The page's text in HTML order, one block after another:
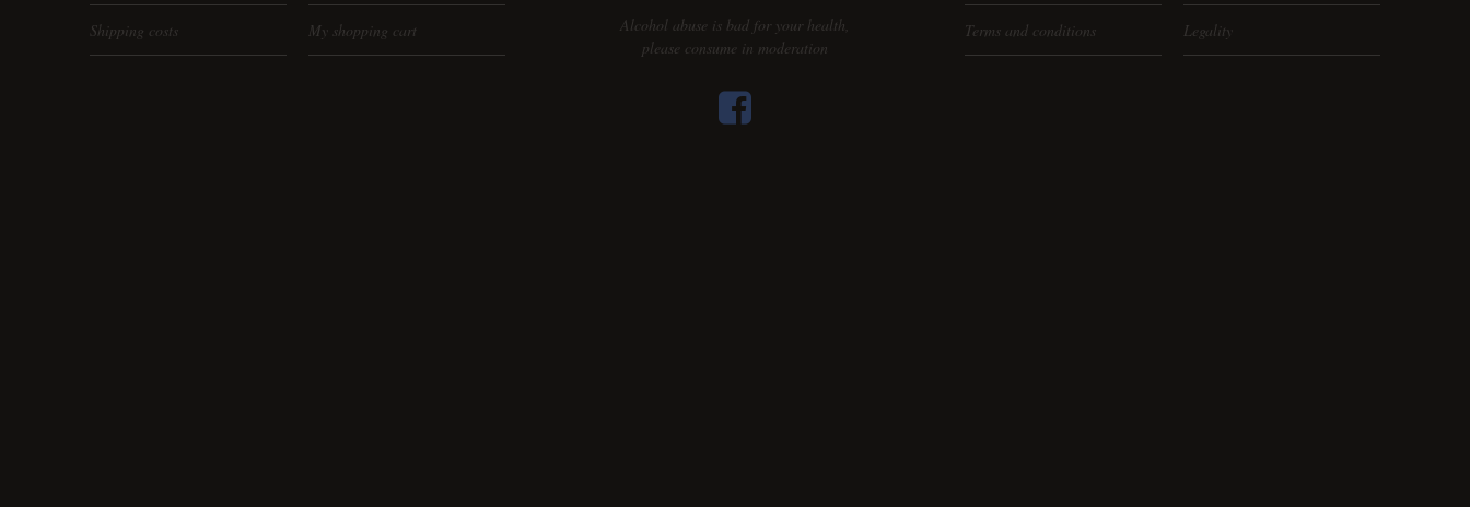
Shipping costs My shopping cart
Alcohol abuse is bad for your health,
please consume in moderation
Terms and conditions Legality